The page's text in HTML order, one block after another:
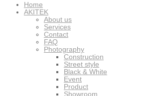
Home
AKITEK
About us
Services
Contact
FAQ
Photography
Construction
Street style
Black & White
Event
Product
Showroom